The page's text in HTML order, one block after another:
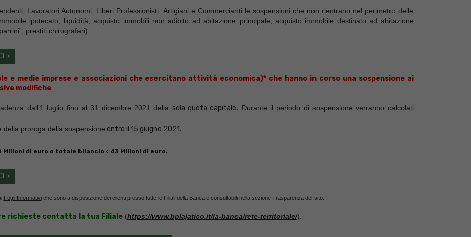
Lavoratori Autonomi, Liberi Professionisti, Artigiani e Commercianti le sospensioni che non rientrano nel perimetro delle
ipotecato, liquidità, acquisto immobili non adibito ad abitazione principale, acquisto immobile destinato ad abitazione
prestiti chirografari).
e medie imprese e associazioni che esercitano attività economica)* che hanno in corso una sospensione ai
modifiche
dall’1 luglio fino al 31 dicembre 2021 della sola quota capitale. Durante il periodo di sospensione verranno calcolati
della proroga della sospensione entro il 15 giugno 2021.
di euro o totale bilancio < 43 Milioni di euro.
Fogli Informativiche sono a disposizione dei clienti presso tutte le Filiali della Banca e consultabili nella sezione Trasparenza del sito.
richieste contatta la tua Filiale(https://www.bplajatico.it/la-banca/rete-territoriale/).